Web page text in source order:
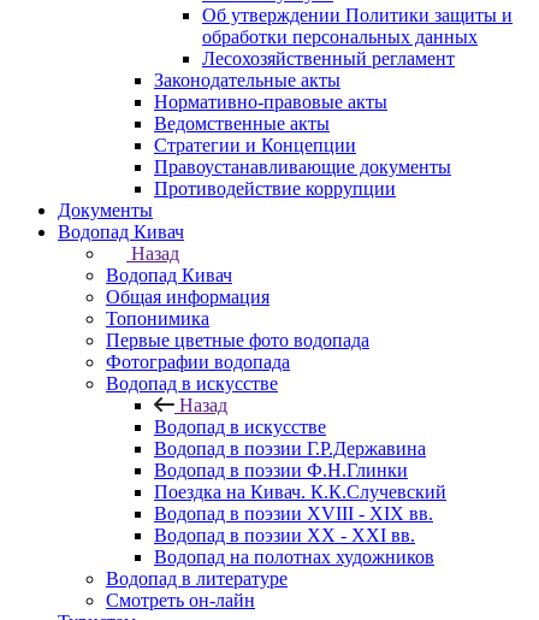
Об утверждении Политики защиты и
обработки персональных данных
Лесохозяйственный регламент
Законодательные акты
Нормативно-правовые акты
Ведомственные акты
Стратегии и Концепции
Правоустанавливающие документы
Противодействие коррупции
Документы
Водопад Кивач
Назад
Водопад Кивач
Общая информация
Топонимика
Первые цветные фото водопада
Фотографии водопада
Водопад в искусстве
Назад
Водопад в искусстве
Водопад в поэзии Г.Р.Державина
Водопад в поэзии Ф.Н.Глинки
Поездка на Кивач. К.К.Случевский
Водопад в поэзии XVIII - XIX вв.
Водопад в поэзии XX - XXI вв.
Водопад на полотнах художников
Водопад в литературе
Смотреть он-лайн